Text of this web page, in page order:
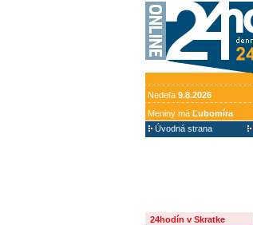
Nedeľa 9.8.2026
Meniny má Ľubomíra
Úvodná strana
24hodín v Skratke